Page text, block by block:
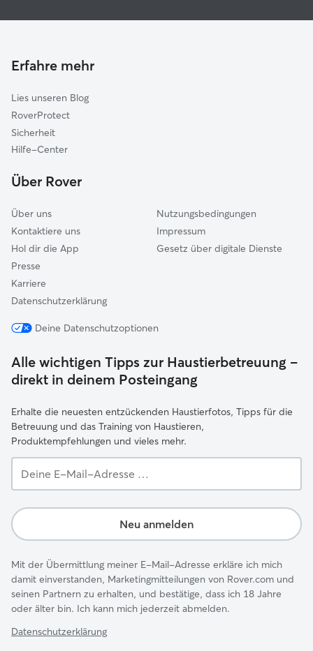
Leegebruch
Mühlenbecker Land
Schönwalde-Glien
Berlin
Gassi-Service in Hennigsdorf
Erfahre mehr
Lies unseren Blog
RoverProtect
Sicherheit
Hilfe-Center
Über Rover
Über uns
Kontaktiere uns
Hol dir die App
Presse
Karriere
Datenschutzerklärung
Nutzungsbedingungen
Impressum
Gesetz über digitale Dienste
Deine Datenschutzoptionen
Alle wichtigen Tipps zur Haustierbetreuung –
direkt in deinem Posteingang
Erhalte die neuesten entzückenden Haustierfotos, Tipps für die
Betreuung und das Training von Haustieren,
Produktempfehlungen und vieles mehr.
E-
Adresse …
Neu anmelden
Mit der Übermittlung meiner E-Mail-Adresse erkläre ich mich
damit einverstanden, Marketingmitteilungen von Rover.com und
seinen Partnern zu erhalten, und bestätige, dass ich 18 Jahre
oder älter bin. Ich kann mich jederzeit abmelden.
Datenschutzerklärung